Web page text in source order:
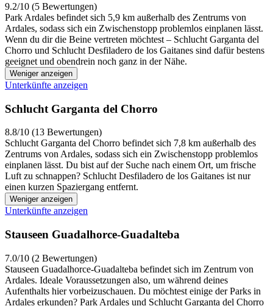
9.2/10 (5 Bewertungen)
Park Ardales befindet sich 5,9 km außerhalb des Zentrums von
Ardales, sodass sich ein Zwischenstopp problemlos einplanen lässt.
Wenn du dir die Beine vertreten möchtest – Schlucht Garganta del
Chorro und Schlucht Desfiladero de los Gaitanes sind dafür bestens
geeignet und obendrein noch ganz in der Nähe.
Weniger anzeigen
Unterkünfte anzeigen
Schlucht Garganta del Chorro
8.8/10 (13 Bewertungen)
Schlucht Garganta del Chorro befindet sich 7,8 km außerhalb des
Zentrums von Ardales, sodass sich ein Zwischenstopp problemlos
einplanen lässt. Du bist auf der Suche nach einem Ort, um frische
Luft zu schnappen? Schlucht Desfiladero de los Gaitanes ist nur
einen kurzen Spaziergang entfernt.
Weniger anzeigen
Unterkünfte anzeigen
Stauseen Guadalhorce-Guadalteba
7.0/10 (2 Bewertungen)
Stauseen Guadalhorce-Guadalteba befindet sich im Zentrum von
Ardales. Ideale Voraussetzungen also, um während deines
Aufenthalts hier vorbeizuschauen. Du möchtest einige der Parks in
Ardales erkunden? Park Ardales und Schlucht Garganta del Chorro